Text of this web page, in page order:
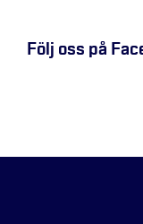
Följ oss på